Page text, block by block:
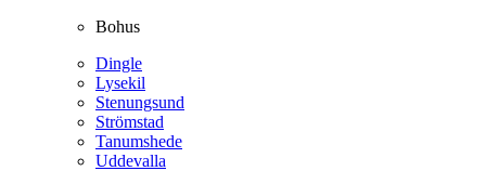
Bohus
Dingle
Lysekil
Stenungsund
Strömstad
Tanumshede
Uddevalla